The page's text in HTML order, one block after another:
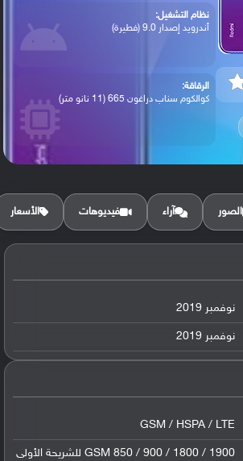
نظام التشغيل:
أندرويد إصدار 9.0 (فطيرة)
الرقاقة:
كوالكوم سناب دراغون 665 (11 نانو متر)
الرام / التخزين:
البطارية:
ليثيوم بوليمر سعة 4000 مللي أمبير, غير ق...
الصور آراء فيديوهات الأسعار
نوفمبر 2019
نوفمبر 2019
GSM / HSPA / LTE
GSM 850 / 900 / 1800 / 1900 للشريحة الأولى